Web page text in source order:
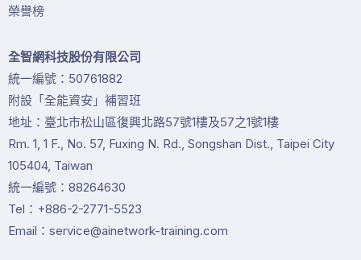
榮譽榜
全智網科技股份有限公司
統一編號：50761882
附設「全能資安」補習班
地址：臺北市松山區復興北路57號1樓及57之1號1樓
Rm. 1, 1 F., No. 57, Fuxing N. Rd., Songshan Dist., Taipei City
105404, Taiwan
統一編號：88264630
Tel：+886-2-2771-5523
Email：service@ainetwork-training.com